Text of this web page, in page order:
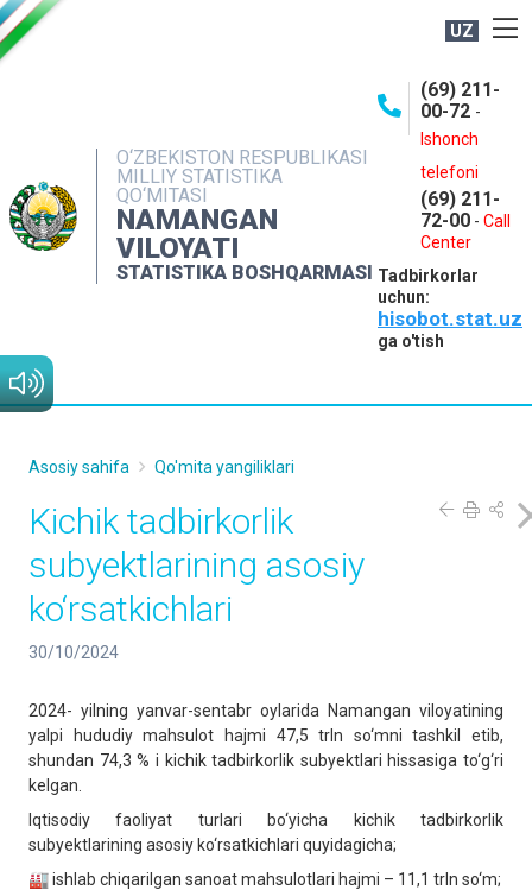
UZ
O‘ZBEKISTON RESPUBLIKASI
MILLIY STATISTIKA
QO‘MITASI
NAMANGAN
VILOYATI
STATISTIKA BOSHQARMASI
(69) 211-
00-72 -
Ishonch
telefoni
(69) 211-
72-00 - Call
Center
Tadbirkorlar
uchun:
hisobot.stat.uz
ga o'tish
NASHRLAR
INTERAKTIV XIZMATLAR
MATBUOT XIZMATI
MUROJAATLAR
Asosiy sahifa Qo'mita yangiliklari
Kichik tadbirkorlik
subyektlarining asosiy
ko‘rsatkichlari
30/10/2024
2024- yilning yanvar-sentabr oylarida Namangan viloyatining
yalpi hududiy mahsulot hajmi 47,5 trln so‘mni tashkil etib,
shundan 74,3 % i kichik tadbirkorlik subyektlari hissasiga to‘g‘ri
kelgan.
Iqtisodiy faoliyat turlari bo‘yicha kichik tadbirkorlik
subyektlarining asosiy ko‘rsatkichlari quyidagicha;
🏭 ishlab chiqarilgan sanoat mahsulotlari hajmi – 11,1 trln so‘m;